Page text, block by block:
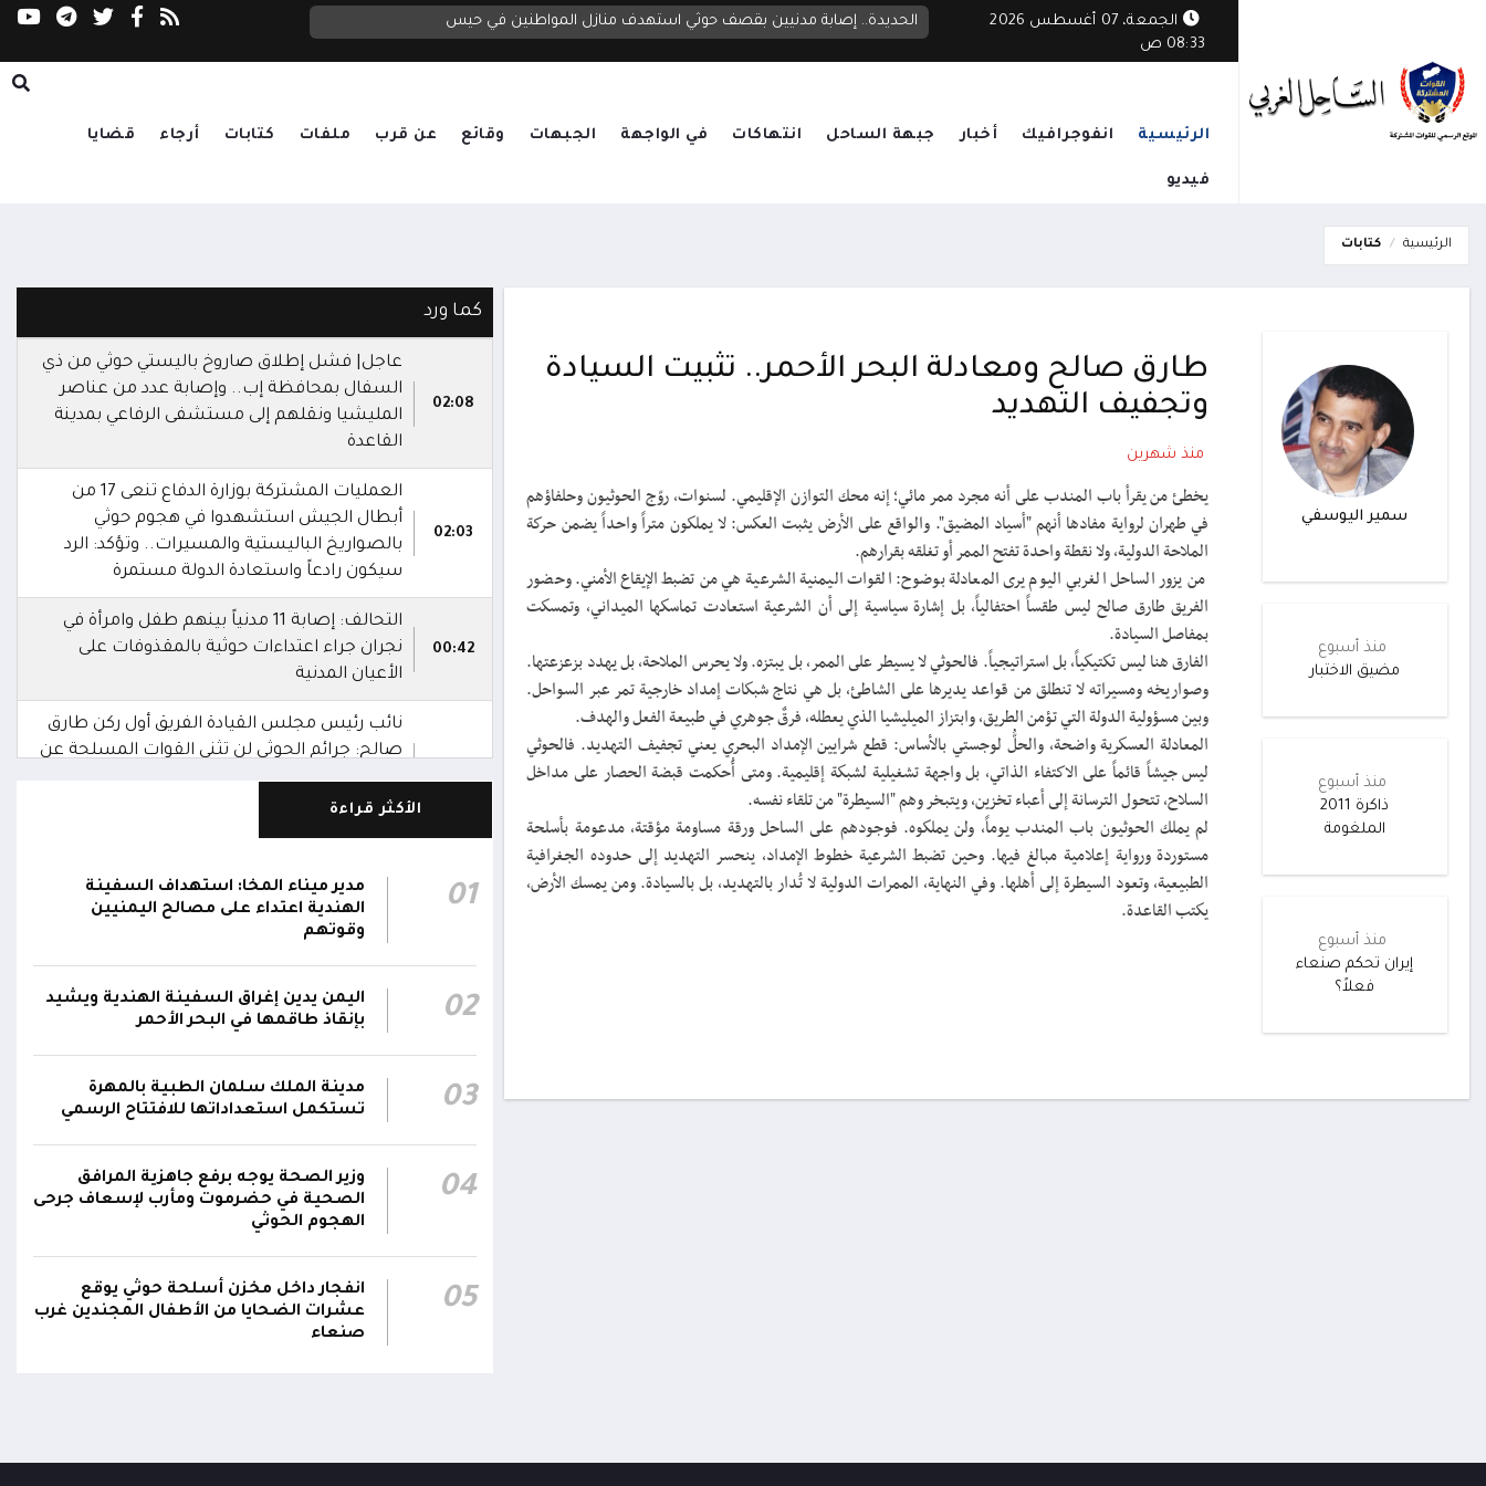
الجمعة، 07 أغسطس 2026
08:33 ص
يستهدف قرية مأهولة في الوازعية ويخلف أضراراً بممتلكات المواطنين الحديدة.. إصابة مدنيين بقصف حوثي استهدف منازل المواطنين في حيس
الرئيسية انفوجرافيك أخبار جبهة الساحل انتهاكات في الواجهة الجبهات وقائع عن قرب ملفات كتابات أرجاء قضايا
فيديو
الرئيسية كتابات
سمير اليوسفي
منذ أسبوع
مضيق الاختبار
منذ أسبوع
ذاكرة 2011
الملغومة
منذ أسبوع
إيران تحكم صنعاء
فعلاً؟
طارق صالح ومعادلة البحر الأحمر.. تثبيت السيادة
وتجفيف التهديد
منذ شهرين
يخطئ من يقرأ باب المندب على أنه مجرد ممر مائي؛ إنه محك التوازن الإقليمي. لسنوات، روّج الحوثيون وحلفاؤهم
في طهران لرواية مفادها أنهم "أسياد المضيق". والواقع على الأرض يثبت العكس: لا يملكون متراً واحداً يضمن حركة
الملاحة الدولية، ولا نقطة واحدة تفتح الممر أو تغلقه بقرارهم.
من يزور الساحل الغربي اليوم يرى المعادلة بوضوح: القوات اليمنية الشرعية هي من تضبط الإيقاع الأمني. وحضور
الفريق طارق صالح ليس طقساً احتفالياً، بل إشارة سياسية إلى أن الشرعية استعادت تماسكها الميداني، وتمسكت
بمفاصل السيادة.
الفارق هنا ليس تكتيكياً، بل استراتيجياً. فالحوثي لا يسيطر على الممر، بل يبتزه. ولا يحرس الملاحة، بل يهدد بزعزعتها.
وصواريخه ومسيراته لا تنطلق من قواعد يديرها على الشاطئ، بل هي نتاج شبكات إمداد خارجية تمر عبر السواحل.
وبين مسؤولية الدولة التي تؤمن الطريق، وابتزاز الميليشيا الذي يعطله، فرقٌ جوهري في طبيعة الفعل والهدف.
المعادلة العسكرية واضحة، والحلُّ لوجستي بالأساس: قطع شرايين الإمداد البحري يعني تجفيف التهديد. فالحوثي
ليس جيشاً قائماً على الاكتفاء الذاتي، بل واجهة تشغيلية لشبكة إقليمية. ومتى أُحكمت قبضة الحصار على مداخل
السلاح، تتحول الترسانة إلى أعباء تخزين، ويتبخر وهم "السيطرة" من تلقاء نفسه.
لم يملك الحوثيون باب المندب يوماً، ولن يملكوه. فوجودهم على الساحل ورقة مساومة مؤقتة، مدعومة بأسلحة
مستوردة ورواية إعلامية مبالغ فيها. وحين تضبط الشرعية خطوط الإمداد، ينحسر التهديد إلى حدوده الجغرافية
الطبيعية، وتعود السيطرة إلى أهلها. وفي النهاية، الممرات الدولية لا تُدار بالتهديد، بل بالسيادة. ومن يمسك الأرض،
يكتب القاعدة.
كما ورد
02:08
عاجل| فشل إطلاق صاروخ باليستي حوثي من ذي
السفال بمحافظة إب.. وإصابة عدد من عناصر
المليشيا ونقلهم إلى مستشفى الرفاعي بمدينة
القاعدة
02:03
العمليات المشتركة بوزارة الدفاع تنعى 17 من
أبطال الجيش استشهدوا في هجوم حوثي
بالصواريخ الباليستية والمسيرات.. وتؤكد: الرد
سيكون رادعاً واستعادة الدولة مستمرة
00:42
التحالف: إصابة 11 مدنياً بينهم طفل وامرأة في
نجران جراء اعتداءات حوثية بالمقذوفات على
الأعيان المدنية
نائب رئيس مجلس القيادة الفريق أول ركن طارق
صالح: جرائم الحوثي لن تثني القوات المسلحة عن
أداء واجبها الوطني واستعادة الدولة وعاصمتها
صنعاء
00:28
صالح يشيد بالروح القتالية العالية لكافة منتسبي
الفرقتين الأولى والثالثة وحسن التعامل مع
الموقف وثبات المقاتلين في مواقعهم
00:26
الفريق أول ركن طارق صالح يعزي في اتصالين
هاتفيين قائدي الفرقتين الأولى والثالثة طوارئ في
استشهاد عدد من الأبطال بالهجوم الحوثي الغادر
اللجنة الأمنية بحضرموت تدين هجوم مليشيا
الحوثي على القوات المسلحة وتؤكد استمرار
والاستقرار
23:05
جدد #المكتب_السياسي تمسكه بمواصلة النضال
البلاد واستعادة العاصمة صنعاء وإنهاء الانقلاب
الأكثر قراءة
01
مدير ميناء المخا: استهداف السفينة
الهندية اعتداء على مصالح اليمنيين
وقوتهم
02
اليمن يدين إغراق السفينة الهندية ويشيد
بإنقاذ طاقمها في البحر الأحمر
03
مدينة الملك سلمان الطبية بالمهرة
تستكمل استعداداتها للافتتاح الرسمي
04
وزير الصحة يوجه برفع جاهزية المرافق
الصحية في حضرموت ومأرب لإسعاف جرحى
الهجوم الحوثي
05
انفجار داخل مخزن أسلحة حوثي يوقع
عشرات الضحايا من الأطفال المجندين غرب
صنعاء